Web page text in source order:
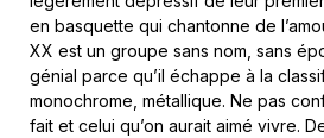
en basquette qui chantonne de
XX est un groupe sans nom, sans
génial parce qu’il échappe à la
monochrome, métallique. Ne pas
fait et celui qu’on aurait aimé vivre.